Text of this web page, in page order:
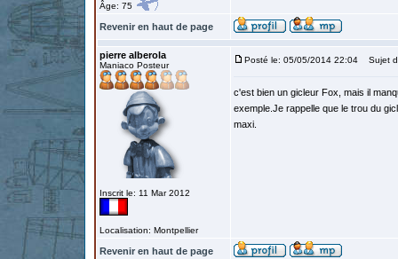
Âge: 75
Revenir en haut de page
pierre alberola
Maniaco Posteur
Inscrit le: 11 Mar 2012
Localisation: Montpellier
Posté le: 05/05/2014 22:04 Sujet
c'est bien un gicleur Fox, mais il
exemple.Je rappelle que le trou du
maxi.
Revenir en haut de page